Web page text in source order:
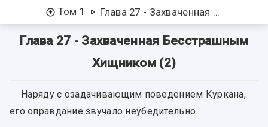
Том 1 Глава 27 - Захваченная Бесстрашным Хищником (2)
Глава 27 - Захваченная Бесстрашным
Хищником (2)
Наряду с озадачивающим поведением Куркана,
его оправдание звучало неубедительно.